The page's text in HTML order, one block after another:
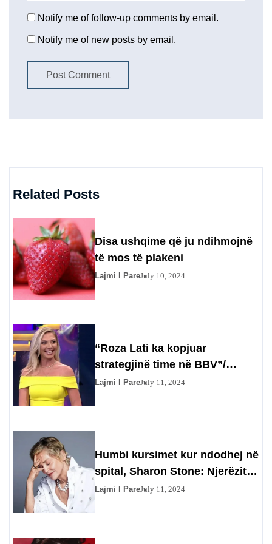
Notify me of follow-up comments by email.
Notify me of new posts by email.
Related Posts
Disa ushqime që ju ndihmojnë
të mos të plakeni
Lajmi I PareJuly 10, 2024
“Roza Lati ka kopjuar
strategjinë time në BBV”/
Gazetarja injoron Olta Gixharin
Lajmi I PareJuly 11, 2024
Humbi kursimet kur ndodhej në
spital, Sharon Stone: Njerëzit
përfituan prej meje
Lajmi I PareJuly 11, 2024